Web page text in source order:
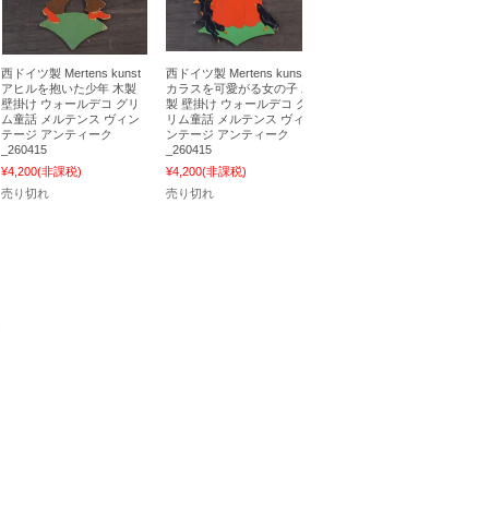
西ドイツ製 Mertens kunst
アヒルを抱いた少年 木製
壁掛け ウォールデコ グリ
ム童話 メルテンス ヴィン
テージ アンティーク
_260415
¥4,200(非課税)
売り切れ
西ドイツ製 Mertens kunst
カラスを可愛がる女の子 木
製 壁掛け ウォールデコ グ
リム童話 メルテンス ヴィ
ンテージ アンティーク
_260415
¥4,200(非課税)
売り切れ